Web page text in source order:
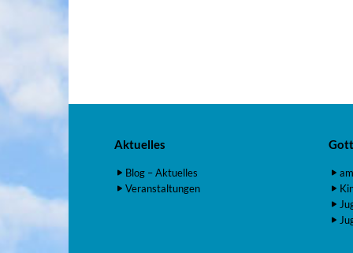
Aktuelles
Blog – Aktuelles
Veranstaltungen